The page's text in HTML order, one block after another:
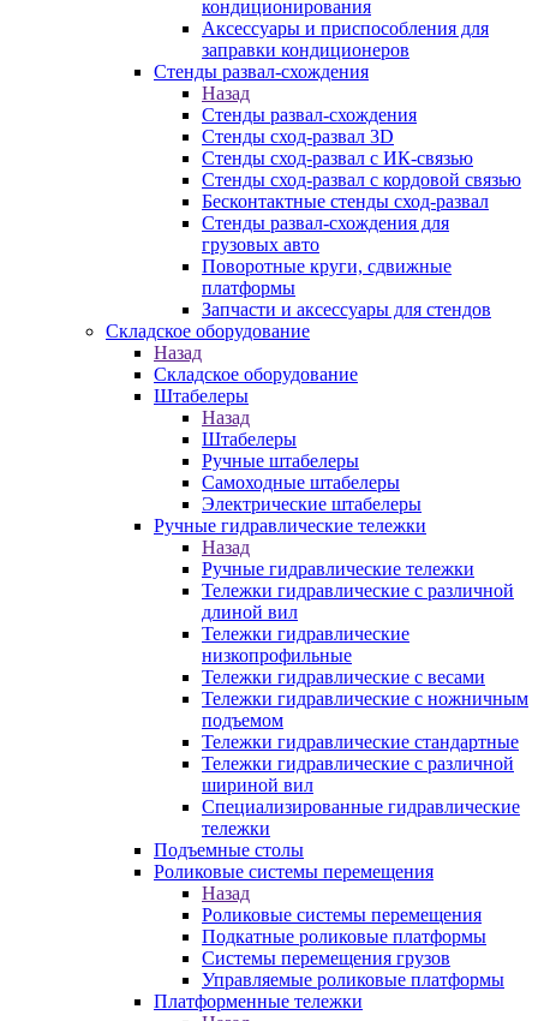
кондиционирования
Аксессуары и приспособления для
заправки кондиционеров
Стенды развал-схождения
Назад
Стенды развал-схождения
Стенды сход-развал 3D
Стенды сход-развал с ИК-связью
Стенды сход-развал с кордовой связью
Бесконтактные стенды сход-развал
Стенды развал-схождения для
грузовых авто
Поворотные круги, сдвижные
платформы
Запчасти и аксессуары для стендов
Складское оборудование
Назад
Складское оборудование
Штабелеры
Назад
Штабелеры
Ручные штабелеры
Самоходные штабелеры
Электрические штабелеры
Ручные гидравлические тележки
Назад
Ручные гидравлические тележки
Тележки гидравлические с различной
длиной вил
Тележки гидравлические
низкопрофильные
Тележки гидравлические с весами
Тележки гидравлические с ножничным
подъемом
Тележки гидравлические стандартные
Тележки гидравлические с различной
шириной вил
Специализированные гидравлические
тележки
Подъемные столы
Роликовые системы перемещения
Назад
Роликовые системы перемещения
Подкатные роликовые платформы
Системы перемещения грузов
Управляемые роликовые платформы
Платформенные тележки